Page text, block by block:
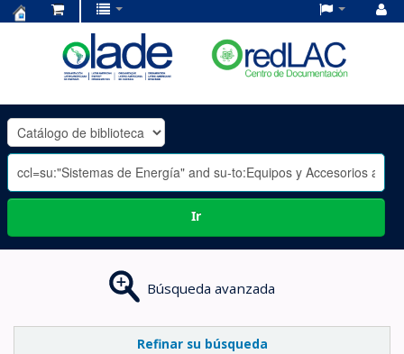
OLADE
-
Ir
Búsqueda avanzada
Refinar su búsqueda